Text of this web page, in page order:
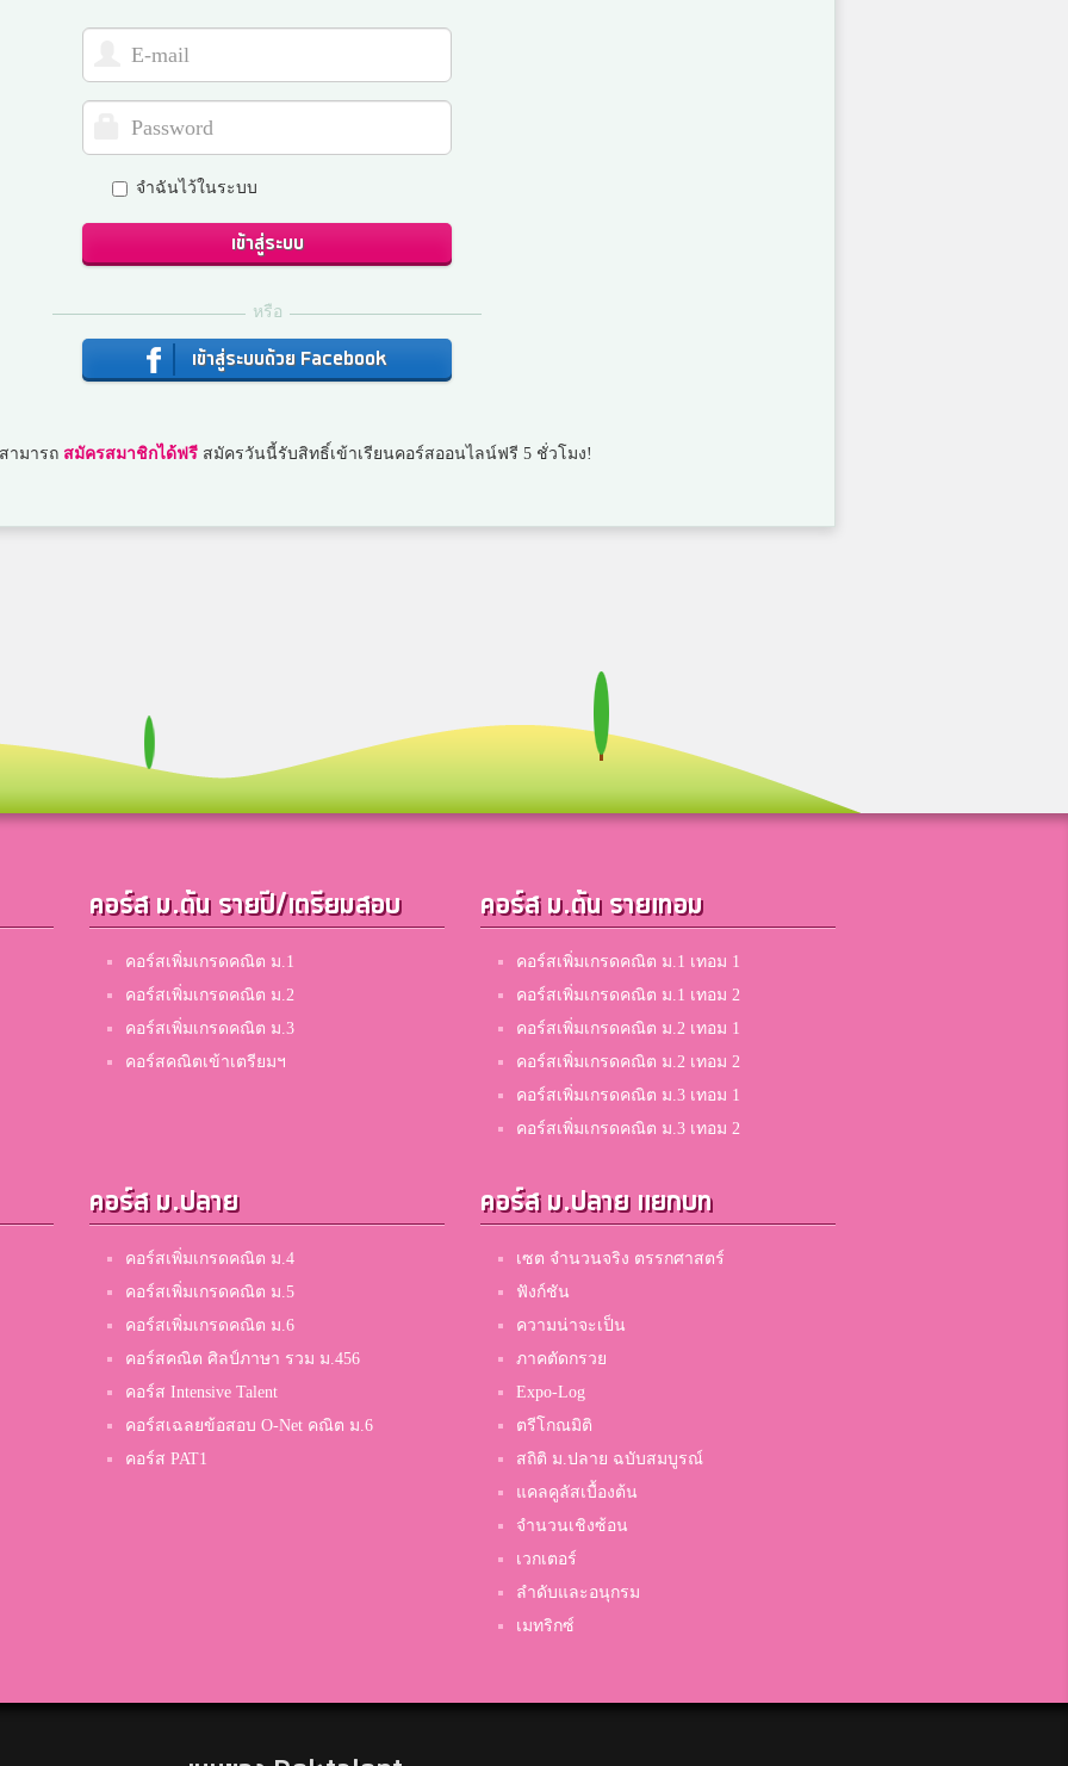
จำฉันไว้ในระบบ
เข้าสู่ระบบ
หรือ
เข้าสู่ระบบด้วย Facebook
ามารถ สมัครสมาชิกได้ฟรีสมัครวันนี้รับสิทธิ์เข้าเรียนคอร์สออนไลน์ฟรี 5 ชั่วโมง!
คอร์ส ม.ต้น รายปี/เตรียมสอบ
คอร์สเพิ่มเกรดคณิต ม.1
คอร์สเพิ่มเกรดคณิต ม.2
คอร์สเพิ่มเกรดคณิต ม.3
คอร์สคณิตเข้าเตรียมฯ
คอร์ส ม.ต้น รายเทอม
คอร์สเพิ่มเกรดคณิต ม.1 เทอม 1
คอร์สเพิ่มเกรดคณิต ม.1 เทอม 2
คอร์สเพิ่มเกรดคณิต ม.2 เทอม 1
คอร์สเพิ่มเกรดคณิต ม.2 เทอม 2
คอร์สเพิ่มเกรดคณิต ม.3 เทอม 1
คอร์สเพิ่มเกรดคณิต ม.3 เทอม 2
คอร์ส ม.ปลาย
คอร์สเพิ่มเกรดคณิต ม.4
คอร์สเพิ่มเกรดคณิต ม.5
คอร์สเพิ่มเกรดคณิต ม.6
คอร์สคณิต ศิลป์ภาษา รวม ม.456
คอร์ส Intensive Talent
คอร์สเฉลยข้อสอบ O-Net คณิต ม.6
คอร์ส PAT1
คอร์ส ม.ปลาย แยกบท
เซต จำนวนจริง ตรรกศาสตร์
ฟังก์ชัน
ความน่าจะเป็น
ภาคตัดกรวย
Expo-Log
ตรีโกณมิติ
สถิติ ม.ปลาย ฉบับสมบูรณ์
แคลคูลัสเบื้องต้น
จำนวนเชิงซ้อน
เวกเตอร์
ลำดับและอนุกรม
เมทริกซ์